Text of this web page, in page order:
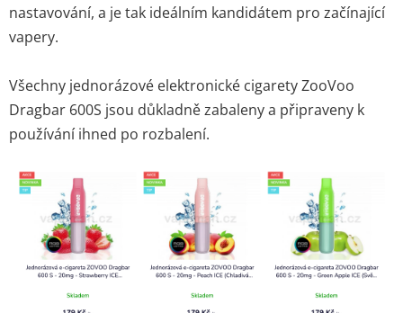
nastavování, a je tak ideálním kandidátem pro začínající
vapery.
Všechny jednorázové elektronické cigarety ZooVoo
Dragbar 600S jsou důkladně zabaleny a připraveny k
používání ihned po rozbalení.